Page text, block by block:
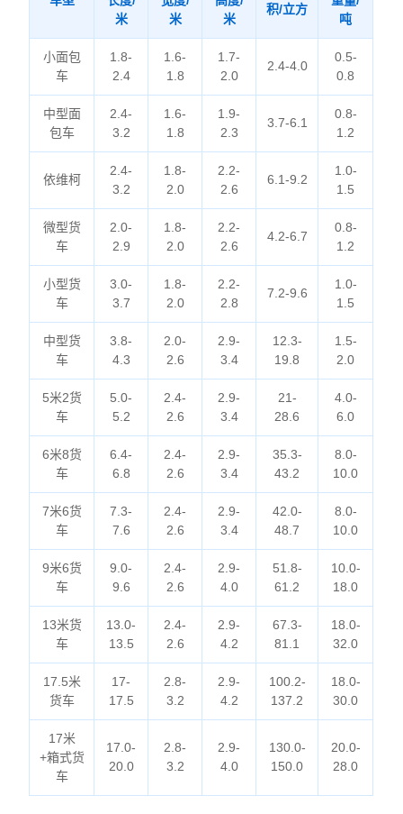
米
米
米
积/立方
吨
小面包
车
1.8-
2.4
1.6-
1.8
1.7-
2.0
2.4-4.0
0.5-
0.8
中型面
包车
2.4-
3.2
1.6-
1.8
1.9-
2.3
3.7-6.1
0.8-
1.2
依维柯
2.4-
3.2
1.8-
2.0
2.2-
2.6
6.1-9.2
1.0-
1.5
微型货
车
2.0-
2.9
1.8-
2.0
2.2-
2.6
4.2-6.7
0.8-
1.2
小型货
车
3.0-
3.7
1.8-
2.0
2.2-
2.8
7.2-9.6
1.0-
1.5
中型货
车
3.8-
4.3
2.0-
2.6
2.9-
3.4
12.3-
19.8
1.5-
2.0
5米2货
车
5.0-
5.2
2.4-
2.6
2.9-
3.4
21-
28.6
4.0-
6.0
6米8货
车
6.4-
6.8
2.4-
2.6
2.9-
3.4
35.3-
43.2
8.0-
10.0
7米6货
车
7.3-
7.6
2.4-
2.6
2.9-
3.4
42.0-
48.7
8.0-
10.0
9米6货
车
9.0-
9.6
2.4-
2.6
2.9-
4.0
51.8-
61.2
10.0-
18.0
13米货
车
13.0-
13.5
2.4-
2.6
2.9-
4.2
67.3-
81.1
18.0-
32.0
17.5米
货车
17-
17.5
2.8-
3.2
2.9-
4.2
100.2-
137.2
18.0-
30.0
17米
+箱式货
车
17.0-
20.0
2.8-
3.2
2.9-
4.0
130.0-
150.0
20.0-
28.0